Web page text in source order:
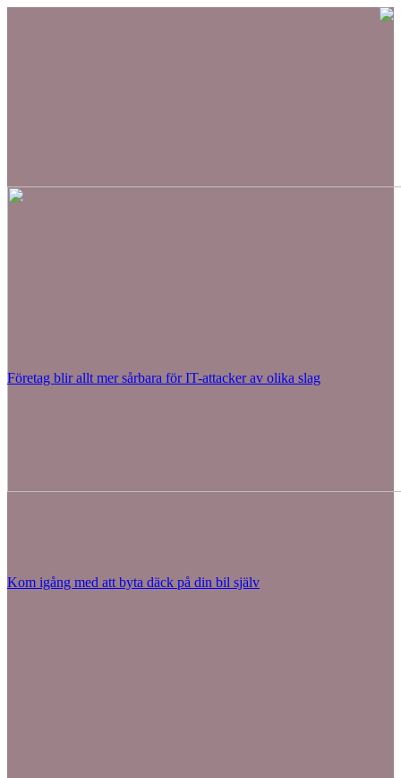
Företag blir allt mer sårbara för IT-attacker av olika slag
Kom igång med att byta däck på din bil själv